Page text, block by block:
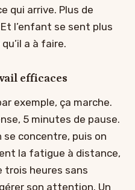
qui arrive. Plus de
l’enfant se sent plus
a à faire.
efficaces
exemple, ça marche.
5 minutes de pause.
se concentre, puis on
la fatigue à distance,
trois heures sans
son attention. Un